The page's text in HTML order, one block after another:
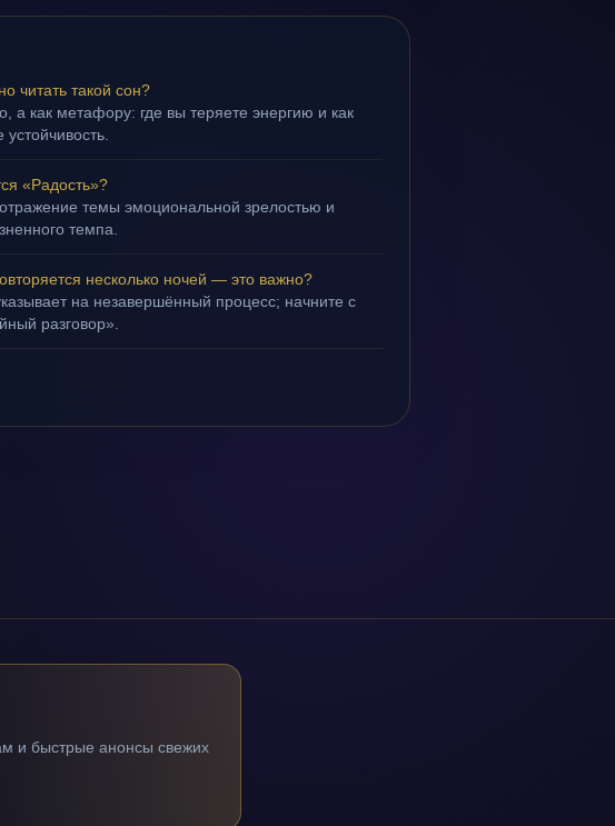
читать такой сон?
а как метафору: где вы теряете энергию и как
«Радость»?
темы эмоциональной зрелостью и
темпа.
несколько ночей — это важно?
на незавершённый процесс; начните с
разговор».
и быстрые анонсы свежих